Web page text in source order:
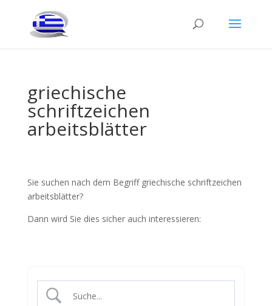
griechische
schriftzeichen
arbeitsblätter
Sie suchen nach dem Begriff griechische schriftzeichen
arbeitsblätter?
Dann wird Sie dies sicher auch interessieren: